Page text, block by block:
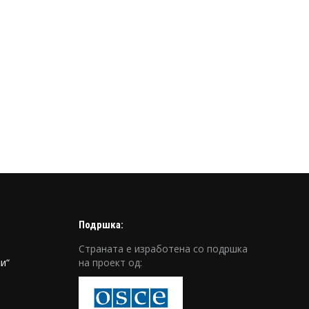
Подршка:
Страната е изработена со подршка
на проект од: